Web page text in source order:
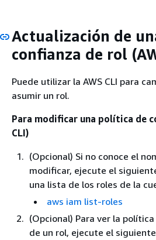
Actualización de
confianza de rol
Puede utilizar la AWS CLI para
asumir un rol.
Para modificar una política de
CLI)
(Opcional) Si no conoce el
modificar, ejecute el
una lista de los roles de la
aws iam list-roles
(Opcional) Para ver la
de un rol, ejecute el